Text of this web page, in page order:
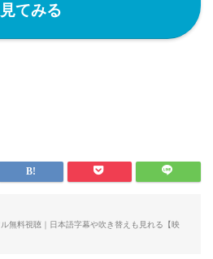
見てみる
無料視聴｜日本語字幕や吹き替えも見れる【映